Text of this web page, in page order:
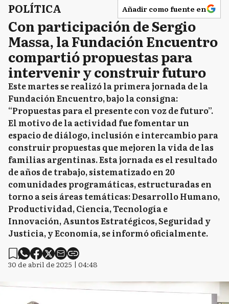
POLÍTICA Añadir como fuente en
Con participación de Sergio
Massa, la Fundación Encuentro
compartió propuestas para
intervenir y construir futuro
Este martes se realizó la primera jornada de la
Fundación Encuentro, bajo la consigna:
“Propuestas para el presente con voz de futuro”.
El motivo de la actividad fue fomentar un
espacio de diálogo, inclusión e intercambio para
construir propuestas que mejoren la vida de las
familias argentinas. Esta jornada es el resultado
de años de trabajo, sistematizado en 20
comunidades programáticas, estructuradas en
torno a seis áreas temáticas: Desarrollo Humano,
Productividad, Ciencia, Tecnología e
Innovación, Asuntos Estratégicos, Seguridad y
Justicia, y Economía, se informó oficialmente.
30 de abril de 2025 | 04:48